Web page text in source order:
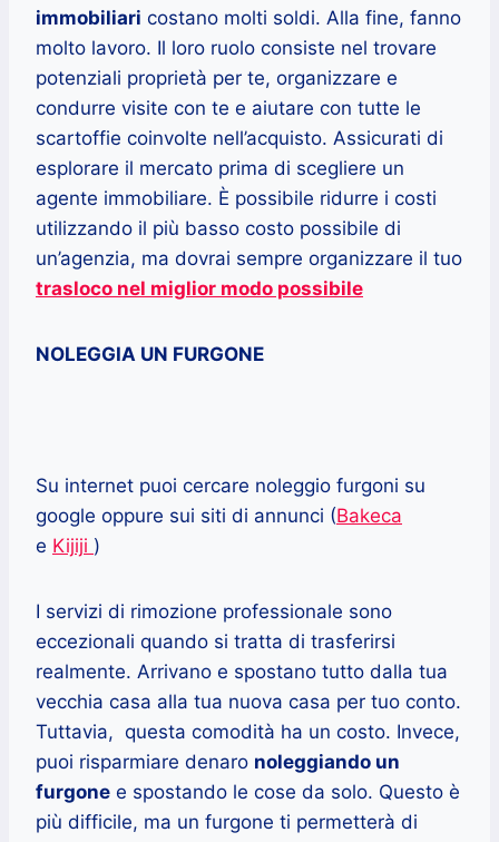
immobiliari costano molti soldi. Alla fine, fanno
molto lavoro. Il loro ruolo consiste nel trovare
potenziali proprietà per te, organizzare e
condurre visite con te e aiutare con tutte le
scartoffie coinvolte nell’acquisto. Assicurati di
esplorare il mercato prima di scegliere un
agente immobiliare. È possibile ridurre i costi
utilizzando il più basso costo possibile di
un’agenzia, ma dovrai sempre organizzare il tuo
trasloco nel miglior modo possibile
NOLEGGIA UN FURGONE
Su internet puoi cercare noleggio furgoni su
google oppure sui siti di annunci (Bakeca
e Kijiji )
I servizi di rimozione professionale sono
eccezionali quando si tratta di trasferirsi
realmente. Arrivano e spostano tutto dalla tua
vecchia casa alla tua nuova casa per tuo conto.
Tuttavia, questa comodità ha un costo. Invece,
puoi risparmiare denaro noleggiando un
furgone e spostando le cose da solo. Questo è
più difficile, ma un furgone ti permetterà di